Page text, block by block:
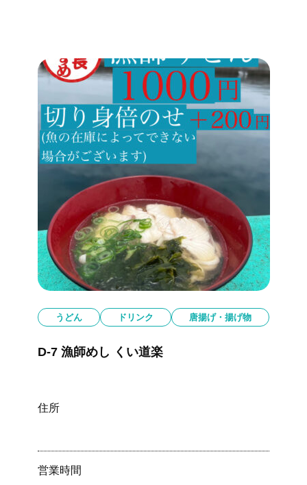
うどん ドリンク 唐揚げ・揚げ物
D-7 漁師めし くい道楽
住所
営業時間